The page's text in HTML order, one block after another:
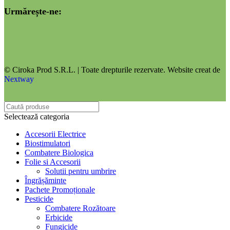
Urmărește-ne:
© Ciroka Prod S.R.L. | Toate drepturile rezervate. Website creat de
Nextway
Selectează categoria
Accesorii Electrice
Biostimulatori
Combatere Biologica
Folie si Accesorii
Solutii pentru umbrire
Îngrășăminte
Pachete Promoționale
Pesticide
Combatere Rozătoare
Erbicide
Fungicide